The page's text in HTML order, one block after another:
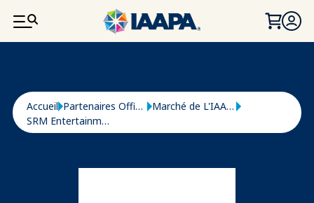
ALLER AU CONTENU PRINCIPAL
Fil d'Ariane
Accueil Partenaires Officiels
Marché de L'IAAPA
SRM Entertainment, Inc